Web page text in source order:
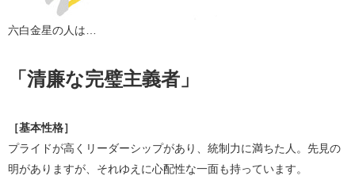
六白金星の人は…
「清廉な完璧主義者」
［基本性格］
プライドが高くリーダーシップがあり、統制力に満ちた人。先見の
明がありますが、それゆえに心配性な一面も持っています。